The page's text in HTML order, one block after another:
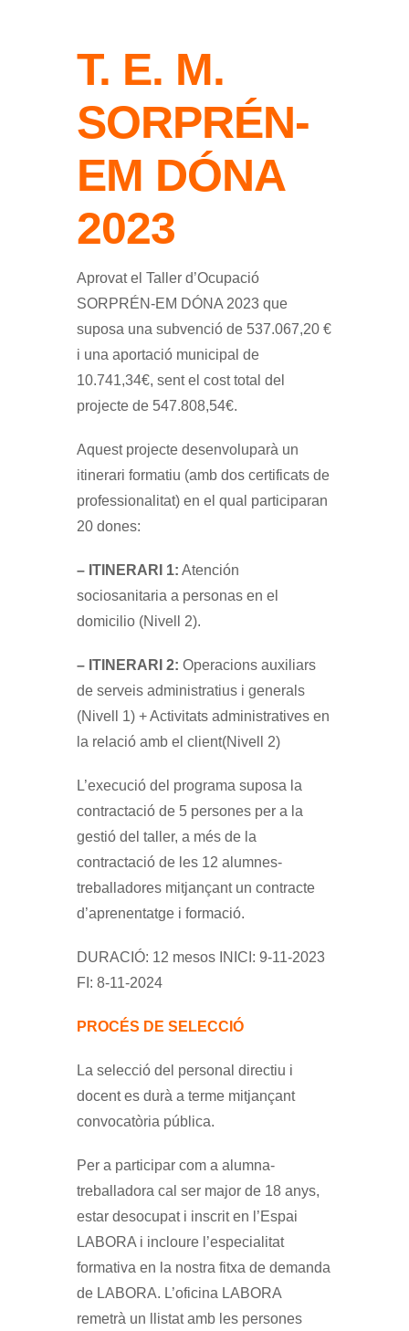
T. E. M.
SORPRÉN-
EM DÓNA
2023
Aprovat el Taller d’Ocupació
SORPRÉN-EM DÓNA 2023 que
suposa una subvenció de 537.067,20 €
i una aportació municipal de
10.741,34€, sent el cost total del
projecte de 547.808,54€.
Aquest projecte desenvoluparà un
itinerari formatiu (amb dos certificats de
professionalitat) en el qual participaran
20 dones:
– ITINERARI 1: Atención
sociosanitaria a personas en el
domicilio (Nivell 2).
– ITINERARI 2: Operacions auxiliars
de serveis administratius i generals
(Nivell 1) + Activitats administratives en
la relació amb el client(Nivell 2)
L’execució del programa suposa la
contractació de 5 persones per a la
gestió del taller, a més de la
contractació de les 12 alumnes-
treballadores mitjançant un contracte
d’aprenentatge i formació.
DURACIÓ: 12 mesos INICI: 9-11-2023
FI: 8-11-2024
PROCÉS DE SELECCIÓ
La selecció del personal directiu i
docent es durà a terme mitjançant
convocatòria pública.
Per a participar com a alumna-
treballadora cal ser major de 18 anys,
estar desocupat i inscrit en l’Espai
LABORA i incloure l’especialitat
formativa en la nostra fitxa de demanda
de LABORA. L’oficina LABORA
remetrà un llistat amb les persones